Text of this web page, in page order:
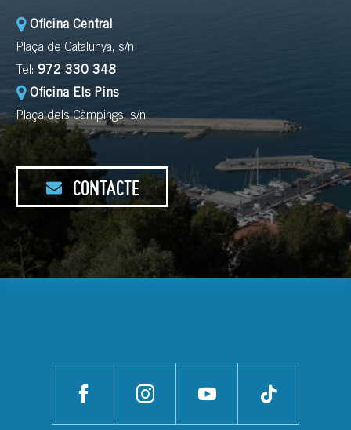
Oficina Central
Plaça de Catalunya, s/n
Tel: 972 330 348
Oficina Els Pins
Plaça dels Càmpings, s/n
CONTACTE